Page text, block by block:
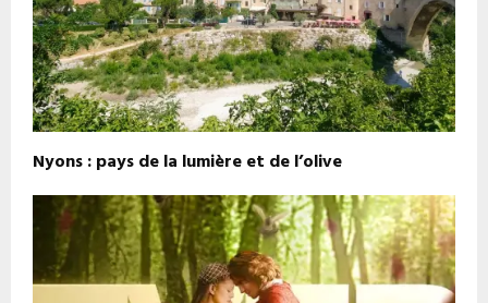
Nyons : pays de la lumière et de l’olive